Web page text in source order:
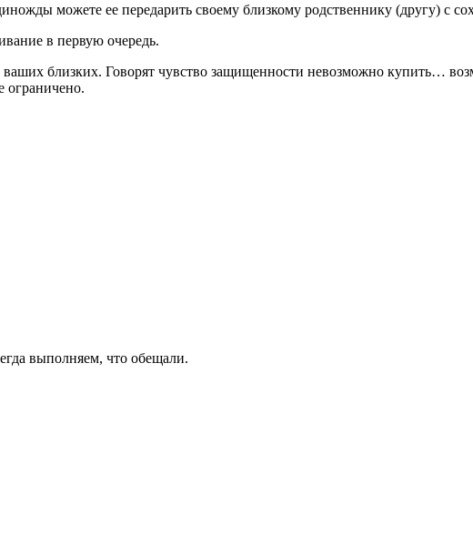
можете ее передарить своему близкому родственнику (другу) с
в первую очередь.
близких. Говорят чувство защищенности невозможно купить…
выполняем, что обещали.